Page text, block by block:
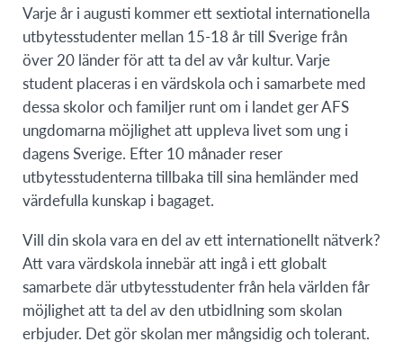
Varje år i augusti kommer ett sextiotal internationella
utbytesstudenter mellan 15-18 år till Sverige från
över 20 länder för att ta del av vår kultur. Varje
student placeras i en värdskola och i samarbete med
dessa skolor och familjer runt om i landet ger AFS
ungdomarna möjlighet att uppleva livet som ung i
dagens Sverige. Efter 10 månader reser
utbytesstudenterna tillbaka till sina hemländer med
värdefulla kunskap i bagaget.
Vill din skola vara en del av ett internationellt nätverk?
Att vara värdskola innebär att ingå i ett globalt
samarbete där utbytesstudenter från hela världen får
möjlighet att ta del av den utbidlning som skolan
erbjuder. Det gör skolan mer mångsidig och tolerant.